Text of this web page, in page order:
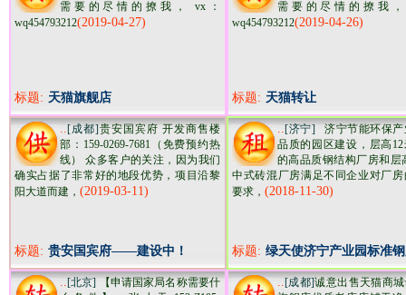
需要的尽情的撩我， vx：
wq454793212(2019-04-27)
标题: 天猫旗舰店
需要的尽情的撩我
wq454793212(2019-04-26)
标题: 天猫转让
..[成都]贵安国宾府 开发商售楼
部：159-0269-7681（免费预约热
线） 众多客户的关注，因为我们
确实占据了非常好的地段优势，项目沿黎
阳大道而建， (2019-03-11)
标题: 贵安国宾府——建设中！
..[济宁] 济宁节能环保产
品质的园区建设，层高
的高品质钢结构厂房和层
中式砖混厂房满足不同企业对厂房
要求， (2018-11-30)
标题: 绿天使济宁产业园标准
出租出售
..[北京]
【申请国家局名称需要什
..[成都]诚意出售天猫商